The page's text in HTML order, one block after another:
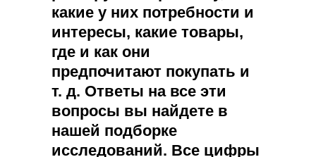
какие у них потребности и
интересы, какие товары,
где и как они
предпочитают покупать и
т. д. Ответы на все эти
вопросы вы найдете в
нашей подборке
исследований. Все цифры